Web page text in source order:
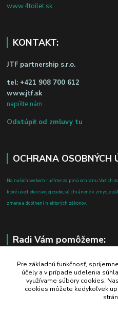
www.4toilet.sk
KONTAKT:
JTF partnership s.r.o.
tel: +421 908 700 612
www.jtf.sk
napíšte nám
Odstúpiť od zmluvy tu
OCHRANA OSOBNÝCH
Na našich weboch ručíme za plnú ochranu Vašich
ktoré uvediete o svojej osobe, sú chránené v zmysle
zmene a doplnení niektorých zákonov.
Radi Vám pomôžeme:
+421 908 700 612
po-pia: 8.00 - 16.00
business@jtf.sk
Pre základnú funkčnosť,
účely a v prípade udelenia
využívame súbory cookies.
cookies môžete kedykoľvek